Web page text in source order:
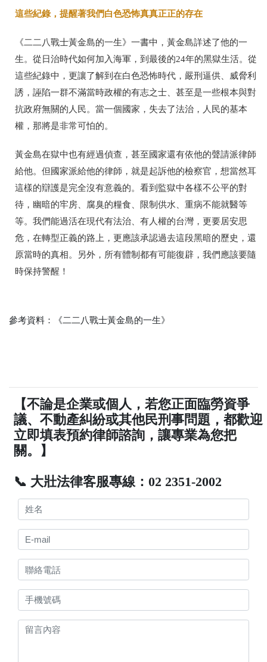
這些紀錄，提醒著我們白色恐怖真真正正的存在
《二二八戰士黃金島的一生》一書中，黃金島詳述了他的一
生。從日治時代如何加入海軍，到最後的24年的黑獄生活。從
這些紀錄中，更讓了解到在白色恐怖時代，嚴刑逼供、威脅利
誘，誣陷一群不滿當時政權的有志之士、甚至是一些根本與對
抗政府無關的人民。當一個國家，失去了法治，人民的基本
權，那將是非常可怕的。
黃金島在獄中也有經過偵查，甚至國家還有依他的聲請派律師
給他。但國家派給他的律師，就是起訴他的檢察官，想當然耳
這樣的辯護是完全沒有意義的。看到監獄中各樣不公平的對
待，幽暗的牢房、腐臭的糧食、限制供水、重病不能就醫等
等。我們能過活在現代有法治、有人權的台灣，更要居安思
危，在轉型正義的路上，更應該承認過去這段黑暗的歷史，還
原當時的真相。另外，所有體制都有可能復辟，我們應該要隨
時保持警醒！
參考資料：《二二八戰士黃金島的一生》
【不論是企業或個人，若您正面臨勞資爭
議、不動產糾紛或其他民刑事問題，都歡迎
立即填表預約律師諮詢，讓專業為您把
關。】
📞 大壯法律客服專線：02 2351-2002